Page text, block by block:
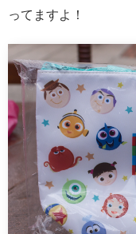
ってますよ！